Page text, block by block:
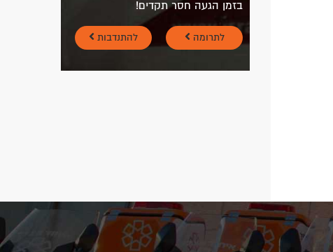
בזמן הגעה חסר תקדים!
לתרומה להתנדבות